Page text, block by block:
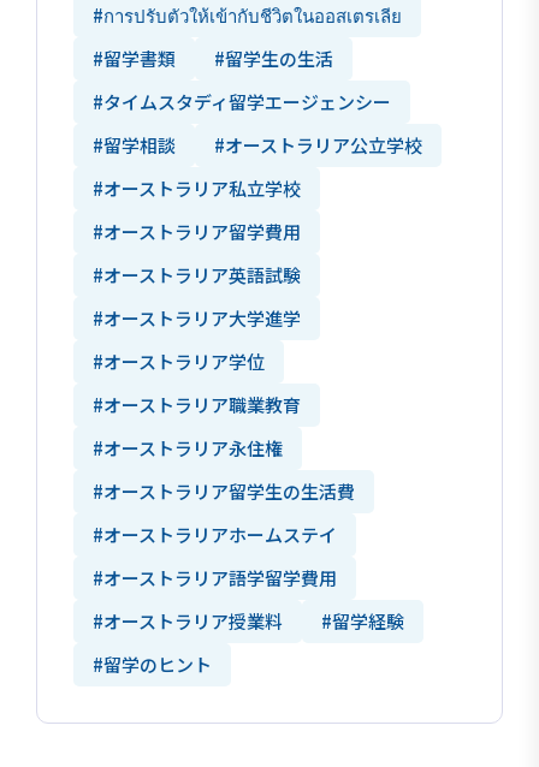
#การปรับตัวให้เข้ากับชีวิตในออสเตรเลีย
#留学書類
#留学生の生活
#タイムスタディ留学エージェンシー
#留学相談
#オーストラリア公立学校
#オーストラリア私立学校
#オーストラリア留学費用
#オーストラリア英語試験
#オーストラリア大学進学
#オーストラリア学位
#オーストラリア職業教育
#オーストラリア永住権
#オーストラリア留学生の生活費
#オーストラリアホームステイ
#オーストラリア語学留学費用
#オーストラリア授業料
#留学経験
#留学のヒント